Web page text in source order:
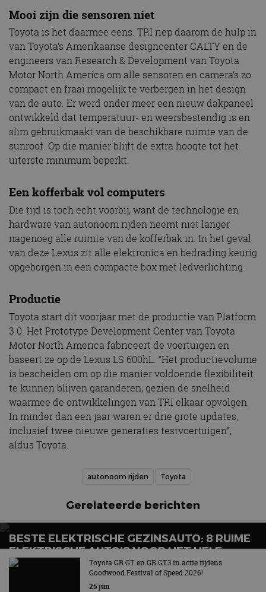
Mooi zijn die sensoren niet
Toyota is het daarmee eens. TRI riep daarom de hulp in
van Toyota’s Amerikaanse designcenter CALTY en de
engineers van Research & Development van Toyota
Motor North America om alle sensoren en camera’s zo
compact en fraai mogelijk te verbergen in het design
van de auto. Er werd onder meer een nieuw dakpaneel
ontwikkeld dat temperatuur- en weersbestendig is en
slim gebruikmaakt van de beschikbare ruimte van de
sunroof. Op die manier blijft de extra hoogte tot het
uiterste minimum beperkt.
Een kofferbak vol computers
Die tijd is toch echt voorbij, want de technologie en
hardware van autonoom rijden neemt niet langer
nagenoeg alle ruimte van de kofferbak in. In het geval
van deze Lexus zit alle elektronica en bedrading keurig
opgeborgen in een compacte box met ledverlichting.
Productie
Toyota start dit voorjaar met de productie van Platform
3.0. Het Prototype Development Center van Toyota
Motor North America fabriceert de voertuigen en
baseert ze op de Lexus LS 600hL. “Het productievolume
is bescheiden om op die manier voldoende flexibiliteit
te kunnen blijven garanderen, gezien de snelheid
waarmee de ontwikkelingen van TRI elkaar opvolgen.
In minder dan een jaar waren er drie grote updates,
inclusief twee nieuwe generaties testvoertuigen”,
aldus Toyota.
autonoom rijden Toyota
Gerelateerde berichten
BESTE ELEKTRISCHE GEZINSAUTO: 8 RUIME
ELEKTRISCHE AUTO’S VOOR HET HELE
GEZIN
Wat is de beste elektrische gezinsauto voor grote
Toyota GR GT en GR GT3 in actie tijdens
Goodwood Festival of Speed 2026!
25 jun